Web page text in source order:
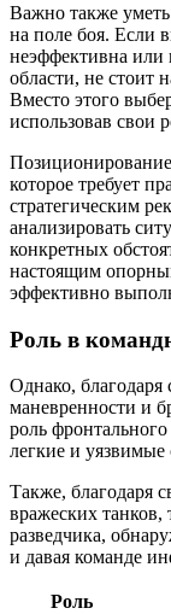
Важно также
на поле боя. Если
неэффективна или
области, не стоит
Вместо этого
использовав свои
Позиционирование
которое требует
стратегическим
анализировать
конкретных
настоящим
эффективно
Роль в
Однако, благодаря
маневренности и
роль
легкие и
Также, благодаря
вражеских танков,
разведчика,
и давая команде
Роль